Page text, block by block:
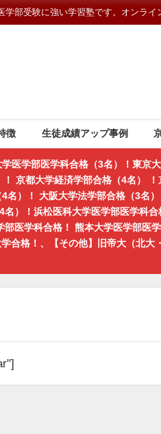
部受験に強い学習塾です。オンライ
徴 生徒成績アップ事例
医学部医学科合格（3名）！東
京都大学経済学部合格（4名）
名）！ 大阪大学法学部合格（3
）！浜松医科大学医学部医学科
医学科合格！ 熊本大学医学部
合格！、【その他】旧帝大（北